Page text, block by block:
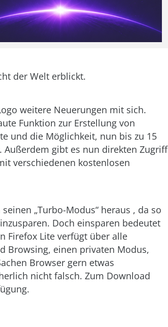
der Welt erblickt.
weitere Neuerungen mit sich.
Funktion zur Erstellung von
und die Möglichkeit, nun bis zu 15
Außerdem gibt es nun direkten Zugriff
verschiedenen kostenlosen
„Turbo-Modus“ heraus , da so
Doch einsparen bedeutet
Firefox Lite verfügt über alle
Browsing, einen privaten Modus,
Browser gern etwas
nicht falsch. Zum Download